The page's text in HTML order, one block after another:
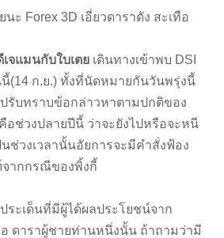
เจแมนกับใบเตย เดินทางเข้าพบ DSI
(14 ก.ย.) ทั้งที่นัดหมายกันวันพรุ่งนี้
รับทราบข้อกล่าวหาตามปกติของ
อช่วงปลายปีนี้ ว่าจะยังไปหรือจะหนี
นช่วงเวลานั้นอัยการจะมีคำสั่งฟ้อง
ากกรณีของพิ้งกี้
ด็นที่มีผู้ได้ผลประโยชน์จาก
อ ดาราผู้ชายท่านหนึ่งนั้น ถ้าถามว่ามี